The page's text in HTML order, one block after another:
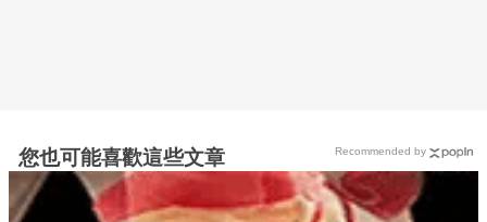
您也可能喜歡這些文章 Recommended by